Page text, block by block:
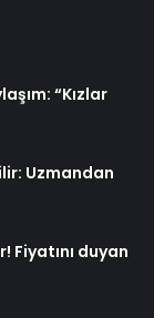
“Kızlar
Uzmandan
Fiyatını duyan